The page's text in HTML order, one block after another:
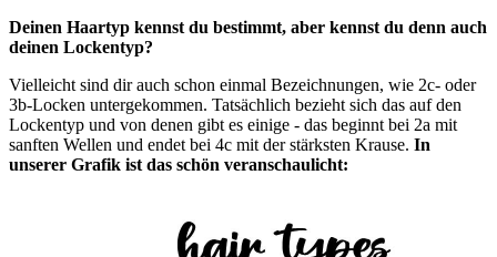
Deinen Haartyp kennst du bestimmt, aber kennst du denn auch
deinen Lockentyp?
Vielleicht sind dir auch schon einmal Bezeichnungen, wie 2c- oder
3b-Locken untergekommen. Tatsächlich bezieht sich das auf den
Lockentyp und von denen gibt es einige - das beginnt bei 2a mit
sanften Wellen und endet bei 4c mit der stärksten Krause. In
unserer Grafik ist das schön veranschaulicht: